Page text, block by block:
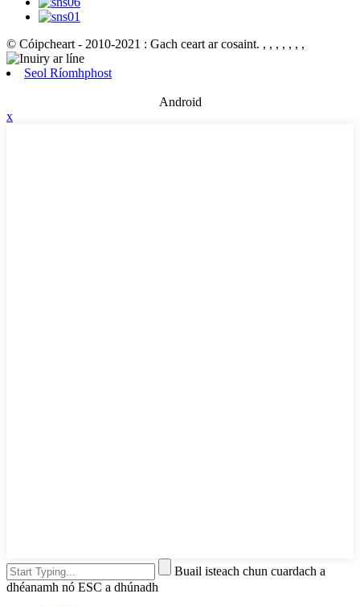
© Cóipcheart - 2010-2021 : Gach ceart ar cosaint. , , , , , , ,
Seol Ríomhphost
Android
x
Buail isteach chun cuardach a
dhéanamh nó ESC a dhúnadh